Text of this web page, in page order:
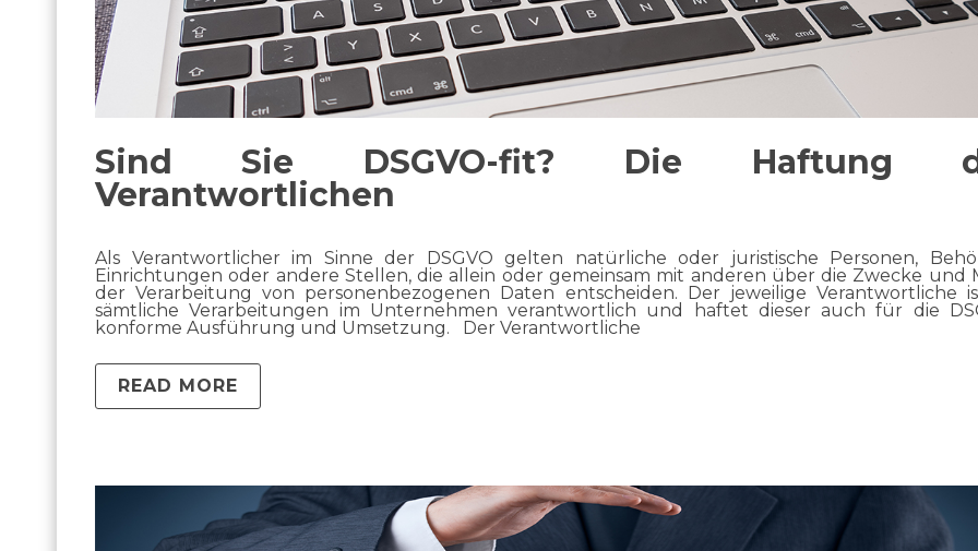
Sind Sie DSGVO-fit? Die Haftung
Verantwortlichen
Als Verantwortlicher im Sinne der DSGVO gelten natürliche oder juristische Personen,
Einrichtungen oder andere Stellen, die allein oder gemeinsam mit anderen über die Zwecke und
der Verarbeitung von personenbezogenen Daten entscheiden. Der jeweilige Verantwortliche
sämtliche Verarbeitungen im Unternehmen verantwortlich und haftet dieser auch für die
konforme Ausführung und Umsetzung. Der Verantwortliche
READ MORE